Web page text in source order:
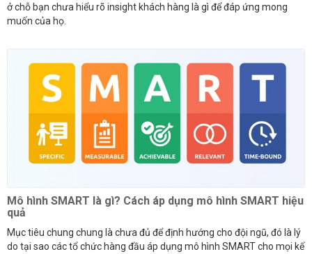
ở chỗ bạn chưa hiểu rõ insight khách hàng là gì để đáp ứng mong
muốn của họ.
Mô hình SMART là gì? Cách áp dụng mô hình SMART hiệu
quả
Mục tiêu chung chung là chưa đủ để định hướng cho đội ngũ, đó là lý
do tại sao các tổ chức hàng đầu áp dụng mô hình SMART cho mọi kế